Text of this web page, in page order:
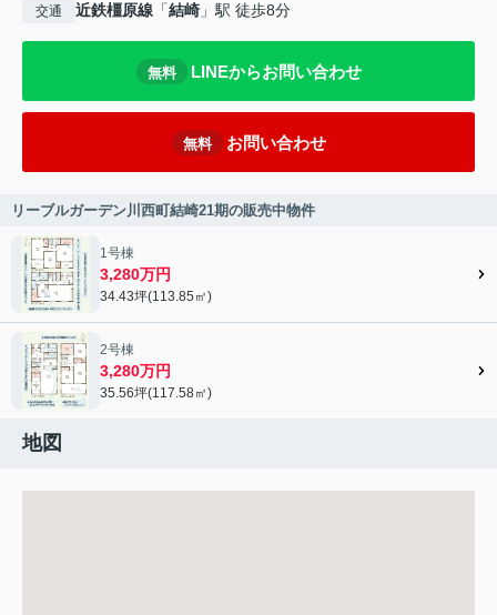
交通 近鉄橿原線 「結崎 」駅 徒歩8分
無料 LINEからお問い合わせ
無料 お問い合わせ
リーブルガーデン川西町結崎21期の販売中物件
1号棟
3,280万円
34.43坪(113.85㎡)
2号棟
3,280万円
35.56坪(117.58㎡)
地図